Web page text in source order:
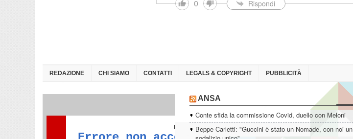
0 Rispondi
REDAZIONE CHI SIAMO CONTATTI LEGALS & COPYRIGHT PUBBLICITÀ
ANSA
Conte sfida la commissione Covid, duello con Meloni
Beppe Carletti: "Guccini è stato un Nomade, con noi un